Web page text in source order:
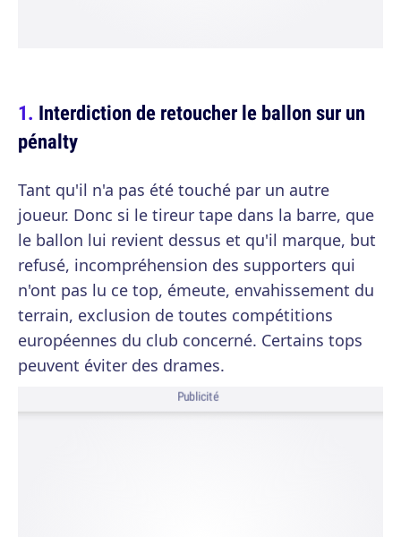
Interdiction de retoucher le ballon sur un
pénalty
Tant qu'il n'a pas été touché par un autre
joueur. Donc si le tireur tape dans la barre, que
le ballon lui revient dessus et qu'il marque, but
refusé, incompréhension des supporters qui
n'ont pas lu ce top, émeute, envahissement du
terrain, exclusion de toutes compétitions
européennes du club concerné. Certains tops
peuvent éviter des drames.
Publicité